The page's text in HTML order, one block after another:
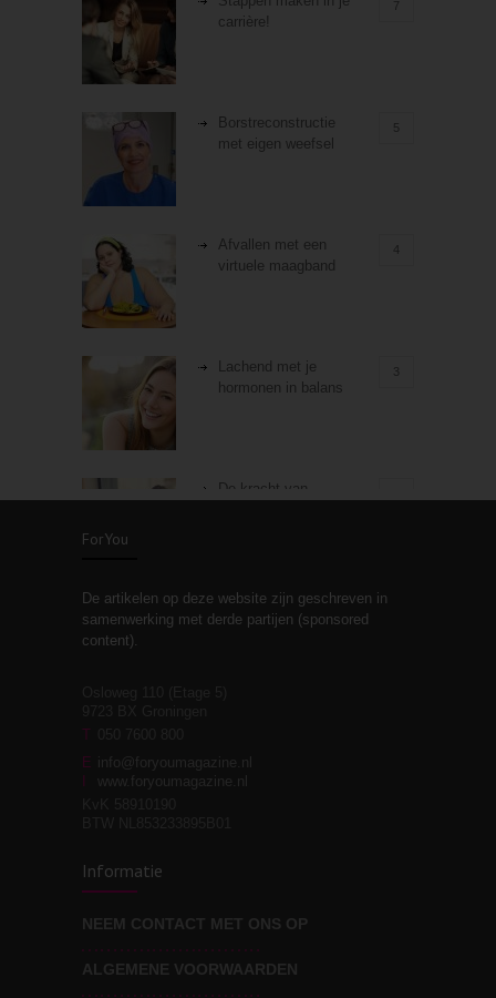
carrière!
7
Borstreconstructie
met eigen weefsel
5
Afvallen met een
virtuele maagband
4
Lachend met je
hormonen in balans
3
De kracht van
Stiefouderschap en
relaties
moeite!
Wat voor leider wil jij
ForYou
De artikelen op deze website zijn geschreven in
samenwerking met derde partijen (sponsored
content).
T
E info@foryoumagazine.nl
www.foryoumagazine.nl
Informatie
NEEM CONTACT MET ONS OP
ALGEMENE VOORWAARDEN